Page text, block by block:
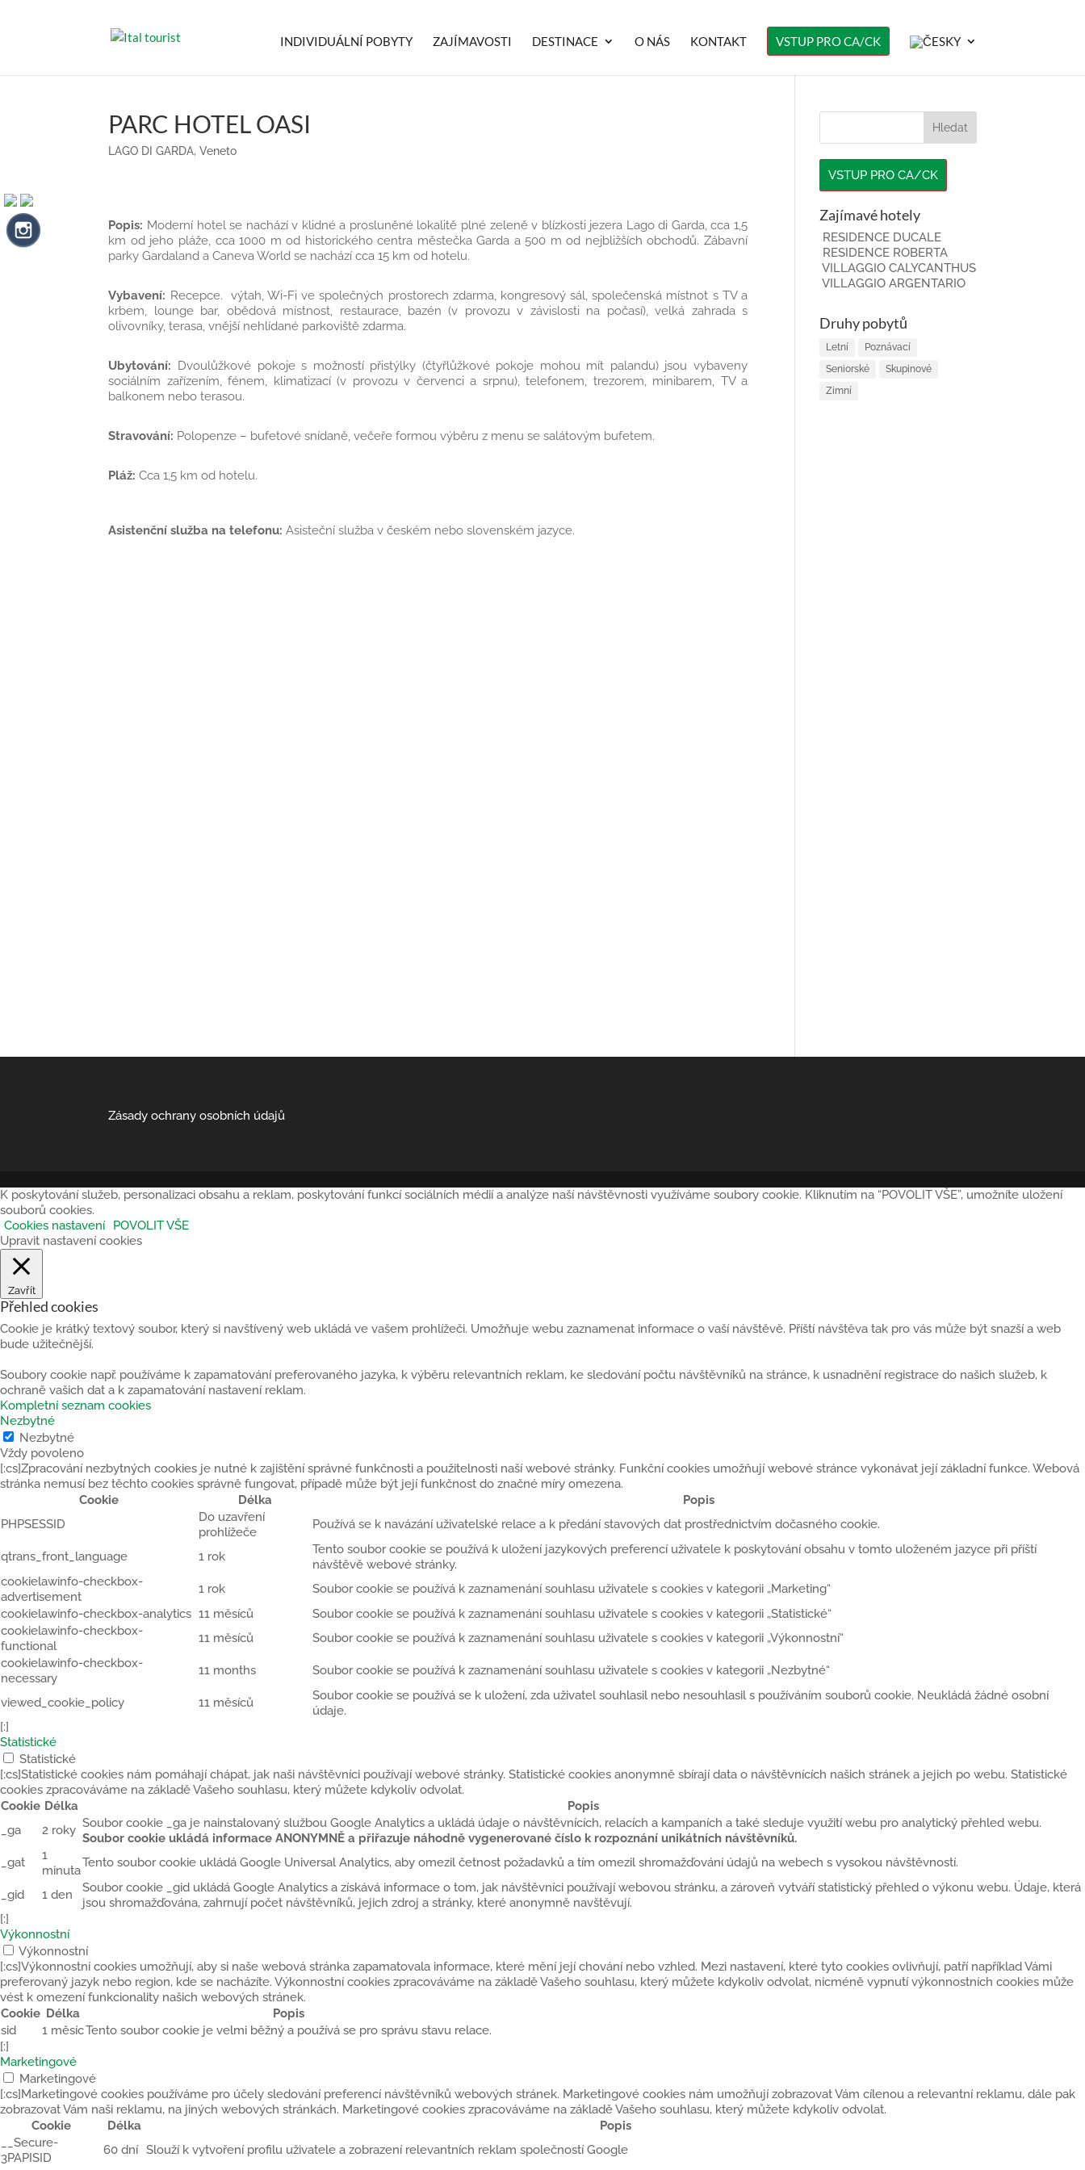
INDIVIDUÁLNÍ POBYTY ZAJÍMAVOSTI DESTINACE O NÁS KONTAKT VSTUP PRO CA/CK
PARC HOTEL OASI
LAGO DI GARDA,Veneto
Popis: Moderní hotel se nachází v klidné a prosluněné lokalitě plné zeleně v blízkosti jezera Lago di Garda, cca 1,5
km od jeho pláže, cca 1000 m od historického centra městečka Garda a 500 m od nejbližších obchodů. Zábavní
parky Gardaland a Caneva World se nachází cca 15 km od hotelu.
Vybavení: Recepce. výtah, Wi-Fi ve společných prostorech zdarma, kongresový sál, společenská místnot s TV a
krbem, lounge bar, obědová místnost, restaurace, bazén (v provozu v závislosti na počasí), velká zahrada s
olivovníky, terasa, vnější nehlídané parkoviště zdarma.
Ubytování: Dvoulůžkové pokoje s možností přistýlky (čtyřlůžkové pokoje mohou mít palandu) jsou vybaveny
sociálním zařízením, fénem, klimatizací (v provozu v červenci a srpnu), telefonem, trezorem, minibarem, TV a
balkonem nebo terasou.
Stravování: Polopenze – bufetové snídaně, večeře formou výběru z menu se salátovým bufetem.
Pláž: Cca 1,5 km od hotelu.
Asistenční služba na telefonu: Asisteční služba v českém nebo slovenském jazyce.
VSTUP PRO CA/CK
Zajímavé hotely
RESIDENCE DUCALE
RESIDENCE ROBERTA
VILLAGGIO CALYCANTHUS
VILLAGGIO ARGENTARIO
Druhy pobytů
Letní
Poznávací
Seniorské
Skupinové
Zimní
Zásady ochrany osobních údajů
K poskytování služeb, personalizaci obsahu a reklam, poskytování funkcí sociálních médií a analýze naší návštěvnosti využíváme soubory cookie. Kliknutím na “POVOLIT VŠE”, umožníte uložení
souborů cookies.
Cookies nastavení
POVOLIT VŠE
Upravit nastavení cookies
Zavřít
Přehled cookies
Cookie je krátký textový soubor, který si navštívený web ukládá ve vašem prohlížeči. Umožňuje webu zaznamenat informace o vaší návštěvě. Příští návštěva tak pro vás může být snazší a web
bude užitečnější.
Soubory cookie např. používáme k zapamatování preferovaného jazyka, k výběru relevantních reklam, ke sledování počtu návštěvníků na stránce, k usnadnění registrace do našich služeb, k
ochraně vašich dat a k zapamatování nastavení reklam.
Kompletní seznam cookies
Nezbytné
Nezbytné
Vždy povoleno
[:cs]Zpracování nezbytných cookies je nutné k zajištění správné funkčnosti a použitelnosti naší webové stránky. Funkční cookies umožňují webové stránce vykonávat její základní funkce. Webová
stránka nemusí bez těchto cookies správně fungovat, případě může být její funkčnost do značné míry omezena.
Cookie
Délka
Popis
PHPSESSID
Do uzavření
prohlížeče
Používá se k navázání uživatelské relace a k předání stavových dat prostřednictvím dočasného cookie.
qtrans_front_language 1 rok
Tento soubor cookie se používá k uložení jazykových preferencí uživatele k poskytování obsahu v tomto uloženém jazyce při příští
návštěvě webové stránky.
cookielawinfo-checkbox-
advertisement
1 rok
Soubor cookie se používá k zaznamenání souhlasu uživatele s cookies v kategorii „Marketing“
cookielawinfo-checkbox-analytics 11 měsíců
Soubor cookie se používá k zaznamenání souhlasu uživatele s cookies v kategorii „Statistické“
cookielawinfo-checkbox-
functional
11 měsíců
Soubor cookie se používá k zaznamenání souhlasu uživatele s cookies v kategorii „Výkonnostní“
cookielawinfo-checkbox-
necessary
11 months Soubor cookie se používá k zaznamenání souhlasu uživatele s cookies v kategorii „Nezbytné“
viewed_cookie_policy 11 měsíců
Soubor cookie se používá se k uložení, zda uživatel souhlasil nebo nesouhlasil s používáním souborů cookie. Neukládá žádné osobní
údaje.
[:]
Statistické
Statistické
[:cs]Statistické cookies nám pomáhají chápat, jak naši návštěvníci používají webové stránky. Statistické cookies anonymně sbírají data o návštěvnících našich stránek a jejich po webu. Statistické
cookies zpracováváme na základě Vašeho souhlasu, který můžete kdykoliv odvolat.
Cookie Délka
Popis
_ga
2 roky Soubor cookie _ga je nainstalovaný službou Google Analytics a ukládá údaje o návštěvnících, relacích a kampaních a také sleduje využití webu pro analytický přehled webu.
Soubor cookie ukládá informace ANONYMNĚ a přiřazuje náhodně vygenerované číslo k rozpoznání unikátních návštěvníků.
_gat
1
minuta
Tento soubor cookie ukládá Google Universal Analytics, aby omezil četnost požadavků a tím omezil shromažďování údajů na webech s vysokou návštěvností.
_gid 1 den
Soubor cookie _gid ukládá Google Analytics a získává informace o tom, jak návštěvníci používají webovou stránku, a zároveň vytváří statistický přehled o výkonu webu. Údaje, která
jsou shromažďována, zahrnují počet návštěvníků, jejich zdroj a stránky, které anonymně navštěvují.
[:]
Výkonnostní
Výkonnostní
[:cs]Výkonnostní cookies umožňují, aby si naše webová stránka zapamatovala informace, které mění její chování nebo vzhled. Mezi nastavení, které tyto cookies ovlivňují, patří například Vámi
preferovaný jazyk nebo region, kde se nacházíte. Výkonnostní cookies zpracováváme na základě Vašeho souhlasu, který můžete kdykoliv odvolat, nicméně vypnutí výkonnostních cookies může
vést k omezení funkcionality našich webových stránek.
Cookie Délka
Popis
sid
1 měsícTento soubor cookie je velmi běžný a používá se pro správu stavu relace.
[:]
Marketingové
Marketingové
[:cs]Marketingové cookies používáme pro účely sledování preferencí návštěvníků webových stránek. Marketingové cookies nám umožňují zobrazovat Vám cílenou a relevantní reklamu, dále pak
zobrazovat Vám naši reklamu, na jiných webových stránkách. Marketingové cookies zpracováváme na základě Vašeho souhlasu, který můžete kdykoliv odvolat.
Cookie
Délka
Popis
__Secure-
3PAPISID
60 dní Slouží k vytvoření profilu uživatele a zobrazení relevantních reklam společností Google